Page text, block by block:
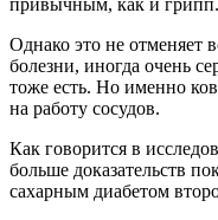
привычным, как и грипп.
Однако это не отменяет
болезни, иногда очень
тоже есть. Но именно
на работу сосудов.
Как говорится в
больше доказательств
сахарным диабетом